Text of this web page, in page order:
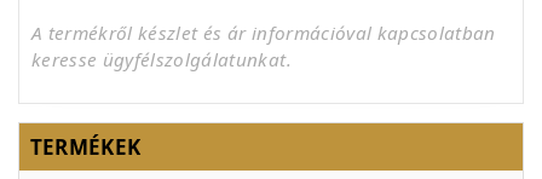
A termékről készlet és ár információval kapcsolatban
keresse ügyfélszolgálatunkat.
TERMÉKEK